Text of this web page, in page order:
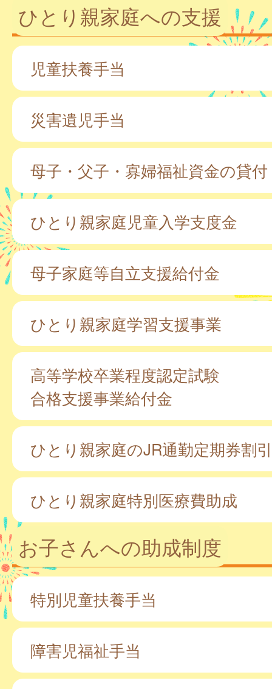
ひとり親家庭への支援
児童扶養手当
災害遺児手当
母子・父子・寡婦福祉資金の貸付
ひとり親家庭児童入学支度金
母子家庭等自立支援給付金
ひとり親家庭学習支援事業
高等学校卒業程度認定試験
合格支援事業給付金
ひとり親家庭のJR通勤定期券割
ひとり親家庭特別医療費助成
お子さんへの助成制度
特別児童扶養手当
障害児福祉手当